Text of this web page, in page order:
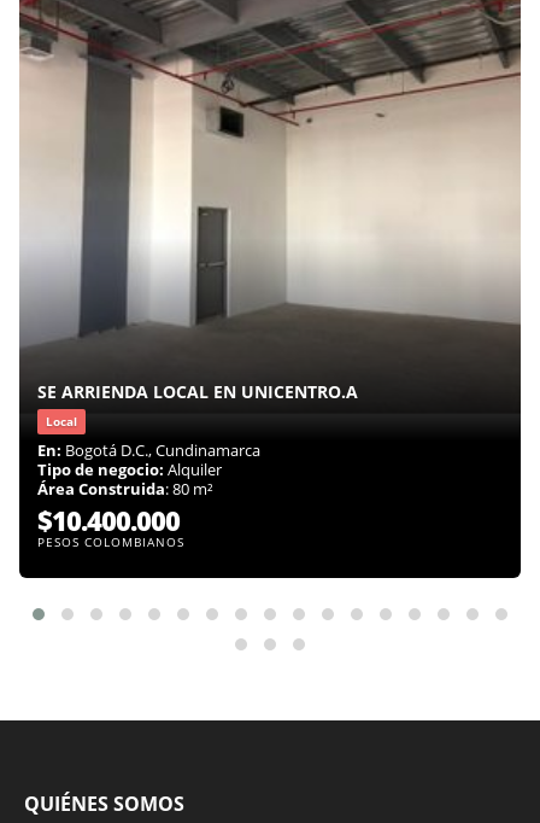
SE ARRIENDA LOCAL EN UNICENTRO.A
Local
En: Bogotá D.C., Cundinamarca
Tipo de negocio: Alquiler
Área Construida: 80 m²
$10.400.000
PESOS COLOMBIANOS
QUIÉNES SOMOS